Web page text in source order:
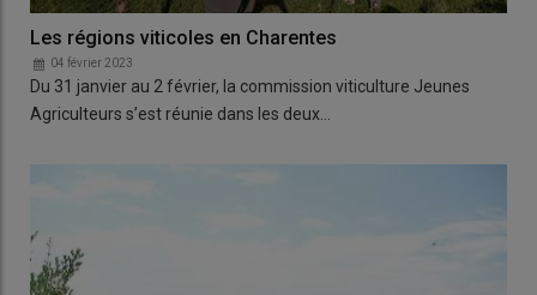
Les régions viticoles en Charentes
04 février 2023
Du 31 janvier au 2 février, la commission viticulture Jeunes
Agriculteurs s’est réunie dans les deux…